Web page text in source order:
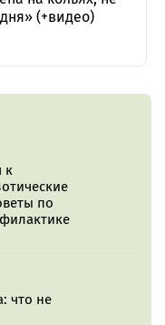
(+видео)
к
по
что не